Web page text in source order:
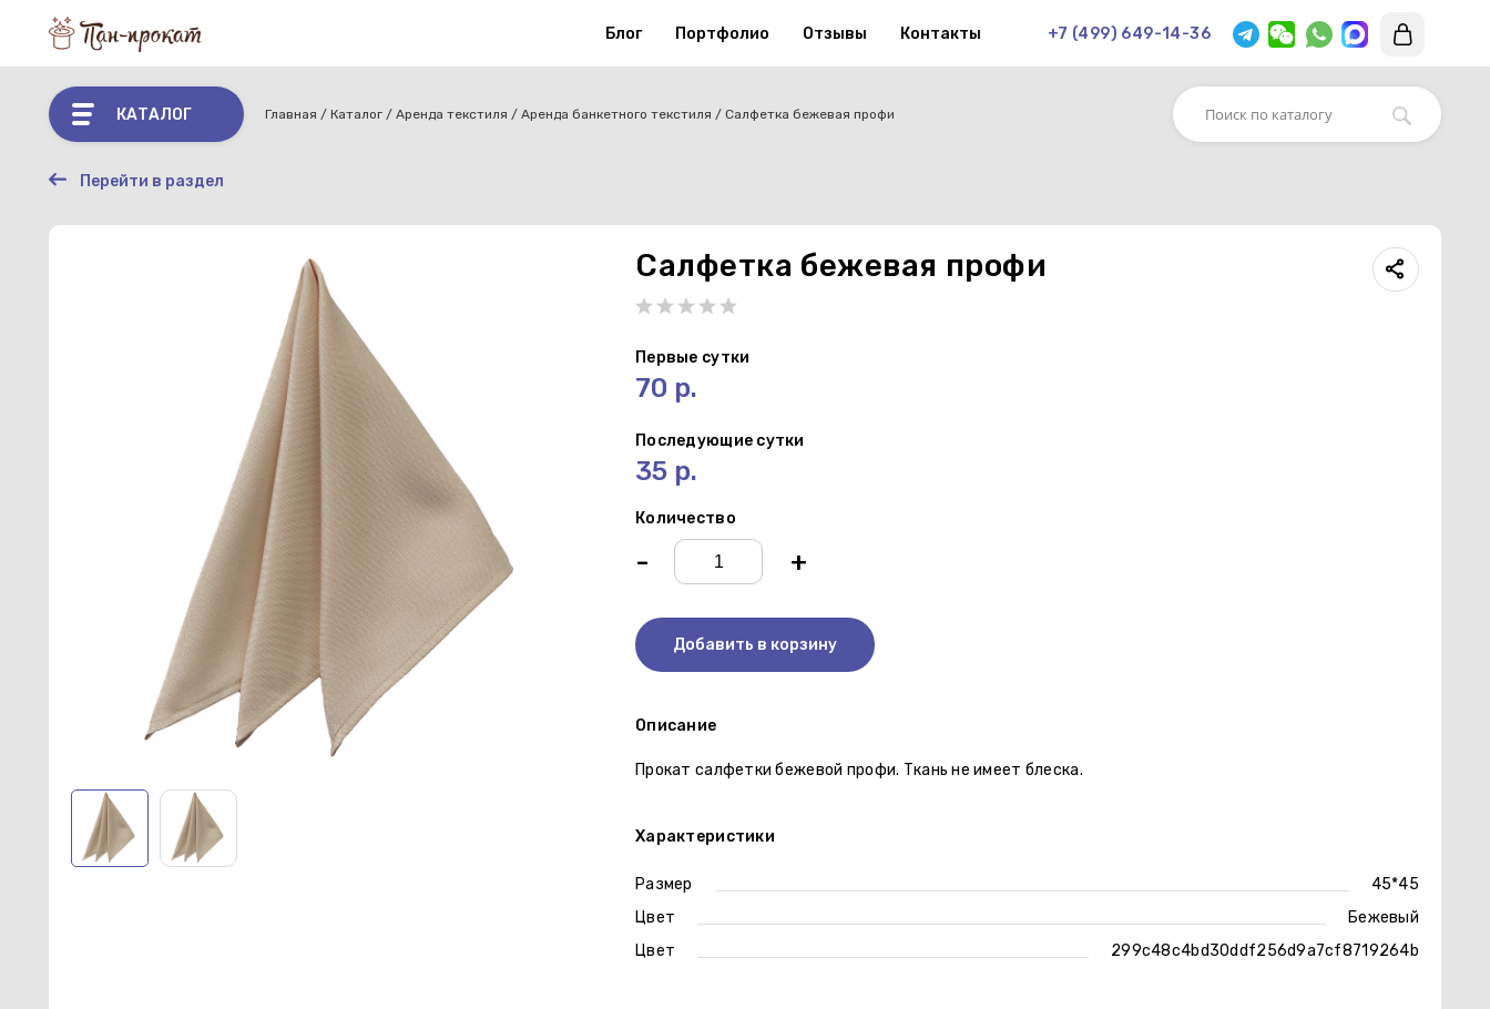
+7 (499) 649-14-36
Блог Портфолио Отзывы Контакты
КАТАЛОГ Главная Каталог Аренда текстиля Аренда банкетного текстиля Салфетка бежевая профи
Перейти в раздел
Салфетка бежевая профи
Первые сутки
70 р.
Последующие сутки
35 р.
Количество
- +
Добавить в корзину
Описание
Прокат салфетки бежевой профи. Ткань не имеет блеска.
Характеристики
Размер
45*45
Цвет
Бежевый
Цвет
299c48c4bd30ddf256d9a7cf8719264b